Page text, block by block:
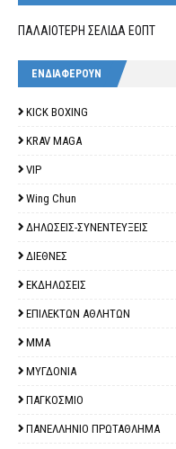
ΠΑΛΑΙΟΤΕΡΗ ΣΕΛΙΔΑ ΕΟΠΤ
ΕΝΔΙΑΦΕΡΟΥΝ
KICK BOXING
KRAV MAGA
VIP
Wing Chun
ΔΗΛΩΣΕΙΣ-ΣΥΝΕΝΤΕΥΞΕΙΣ
ΔΙΕΘΝΕΣ
ΕΚΔΗΛΩΣΕΙΣ
ΕΠΙΛΕΚΤΩΝ ΑΘΛΗΤΩΝ
ΜΜΑ
ΜΥΓΔΟΝΙΑ
ΠΑΓΚΟΣΜΙΟ
ΠΑΝΕΛΛΗΝΙΟ ΠΡΩΤΑΘΛΗΜΑ